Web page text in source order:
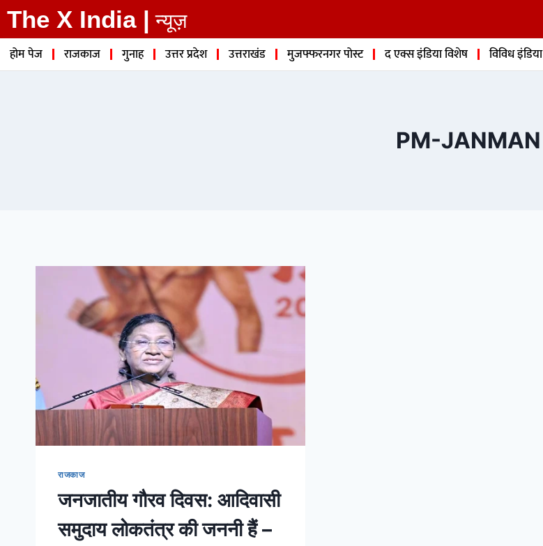
The X India | न्यूज़
होम पेज राजकाज गुनाह उत्तर प्रदेश उत्तराखंड मुजफ्फरनगर पोस्ट द एक्स इंडिया विशेष विविध इंडिया
PM-JANMAN
राजकाज
जनजातीय गौरव दिवस: आदिवासी
समुदाय लोकतंत्र की जननी हैं –